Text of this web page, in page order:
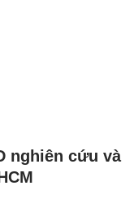
nghiên cứu và